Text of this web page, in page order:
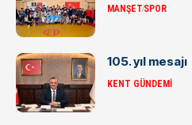
MANŞETSPOR
105. yıl mesajı
KENT GÜNDEMI